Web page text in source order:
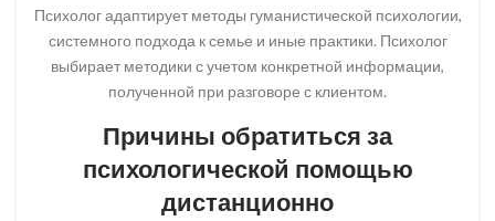
Психолог адаптирует методы гуманистической психологии,
системного подхода к семье и иные практики. Психолог
выбирает методики с учетом конкретной информации,
полученной при разговоре с клиентом.
Причины обратиться за
психологической помощью
дистанционно